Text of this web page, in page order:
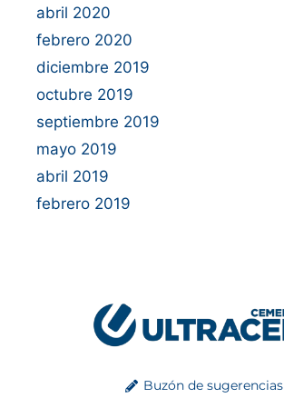
abril 2020
febrero 2020
diciembre 2019
octubre 2019
septiembre 2019
mayo 2019
abril 2019
febrero 2019
Buzón de sugerencias